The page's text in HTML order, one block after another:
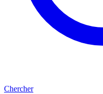
Chercher